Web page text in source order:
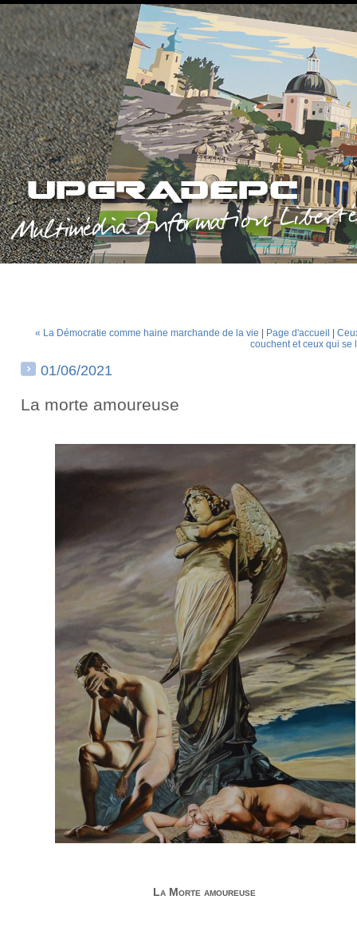
« La Démocratie comme haine marchande de la vie Page d'accueil
couchent et ceux qui se
01/06/2021
La morte amoureuse
La Morte amoureuse